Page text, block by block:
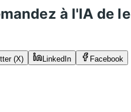
à l'IA de le
(X) LinkedIn
Facebook